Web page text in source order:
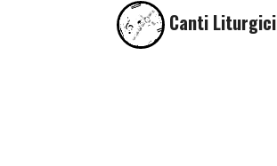
Canti Liturgici